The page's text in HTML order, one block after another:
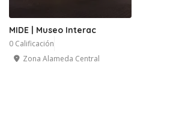
MIDE | Museo Interac
0 Calificación
Zona Alameda Central